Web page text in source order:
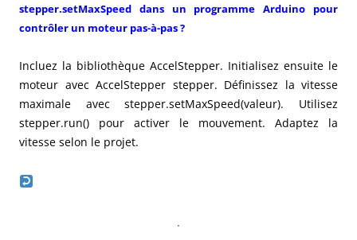
stepper.setMaxSpeed dans un programme Arduino pour
contrôler un moteur pas-à-pas ?
Incluez la bibliothèque AccelStepper. Initialisez ensuite le
moteur avec AccelStepper stepper. Définissez la vitesse
maximale avec stepper.setMaxSpeed(valeur). Utilisez
stepper.run() pour activer le mouvement. Adaptez la
vitesse selon le projet.
.